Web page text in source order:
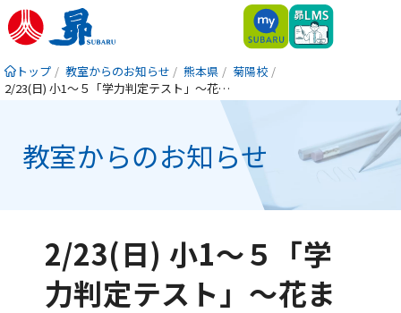
トップ 教室からのお知らせ 熊本県
菊陽校
2/23(日) 小1〜５「学力判定テスト」～花まる勉強会〜
教室からのお知らせ
2/23(日) 小1〜５「学
力判定テスト」～花ま